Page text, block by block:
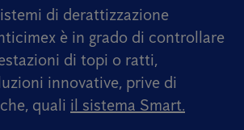
di derattizzazione
è in grado di controllare
di topi o ratti,
innovative, prive di
quali il sistema Smart.